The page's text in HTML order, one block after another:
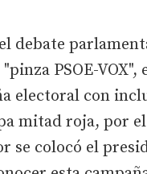
debate
PSOE-
electoral con
mitad roja, por el
se colocó el